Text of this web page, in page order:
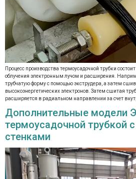
Процесс производства термоусадочной трубки
облучения электронным лучом и расширения.
трубчатую форму с помощью экструдера, а затем
высокоэнергетических электронов. Затем сшитая
расширяется в радиальном направлении за счет
Дополнительные модели
термоусадочной трубкой
стенками